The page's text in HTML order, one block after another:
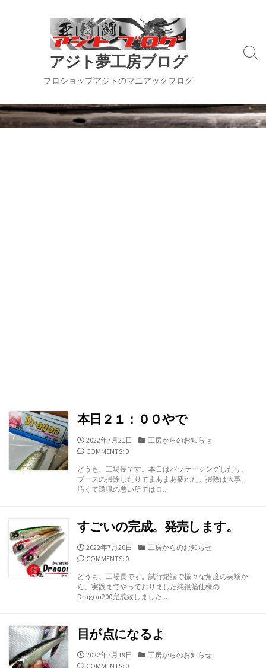
キ
ッ
アジト夢工房ブログ
プロショップアジトのマニアックブログ
検
替
え
本日２１：００やで
公
開
2022年7月21日
カ
リ
ー
工房からのお知らせ
COMMENTS: 0
どうも、工場長です。本日はパッケージングしたり、
ブースの掃除したりでまあまあ疲れた。掃除は大事。
汚くて環境の悪い所ではロ...
すごいの完成。発売します。
公
開
2022年7月20日
カ
リ
ー
工房からのお知らせ
COMMENTS: 0
どうも、工場長です。試行錯誤で様々な角度の実験か
ら、実践までやっておりました純銀箔仕様の
Dragon200完成致しました...
目が点になるよ
公
開
2022年7月19日
カ
工房からのお知らせ
COMMENTS: 0